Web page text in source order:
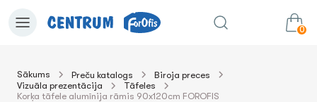
0
uz grozu Summa:
Sākums Preču katalogs
Biroja preces
Vizuāla prezentācija
Tāfeles
Korķa tāfele alumīnija rāmis 90x120cm FOROFIS